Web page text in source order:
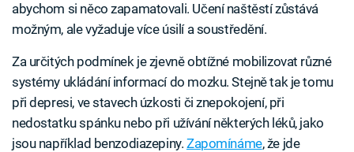
abychom si něco zapamatovali. Učení naštěstí zůstává
možným, ale vyžaduje více úsilí a soustředění.
Za určitých podmínek je zjevně obtížné mobilizovat různé
systémy ukládání informací do mozku. Stejně tak je tomu
při depresi, ve stavech úzkosti či znepokojení, při
nedostatku spánku nebo při užívání některých léků, jako
jsou například benzodiazepiny. Zapomínáme, že jde